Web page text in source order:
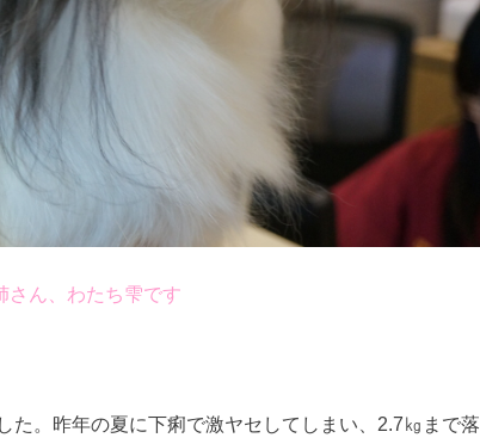
さん、わたち雫です
た。昨年の夏に下痢で激ヤセしてしまい、2.7㎏まで落